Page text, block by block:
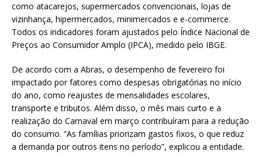
como atacarejos, supermercados convencionais, lojas de
vizinhança, hipermercados, minimercados e e-commerce.
Todos os indicadores foram ajustados pelo Índice Nacional de
Preços ao Consumidor Amplo (IPCA), medido pelo IBGE.
De acordo com a Abras, o desempenho de fevereiro foi
impactado por fatores como despesas obrigatórias no início
do ano, como reajustes de mensalidades escolares,
transporte e tributos. Além disso, o mês mais curto e a
realização do Carnaval em março contribuíram para a redução
do consumo. “As famílias priorizam gastos fixos, o que reduz
a demanda por outros itens no período”, explicou a entidade.